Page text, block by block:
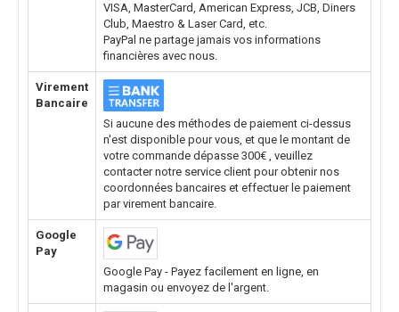
VISA, MasterCard, American Express, JCB, Diners
Club, Maestro & Laser Card, etc.
PayPal ne partage jamais vos informations
financières avec nous.
Virement
Bancaire
Si aucune des méthodes de paiement ci-dessus
n'est disponible pour vous, et que le montant de
votre commande dépasse 300€ , veuillez
contacter notre service client pour obtenir nos
coordonnées bancaires et effectuer le paiement
par virement bancaire.
Google
Pay
Google Pay - Payez facilement en ligne, en
magasin ou envoyez de l'argent.